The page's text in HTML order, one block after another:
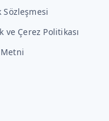
Sözleşmesi
ve Çerez Politikası
Metni